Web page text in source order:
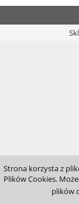
Strona korzysta z
Plików Cookies.
plików